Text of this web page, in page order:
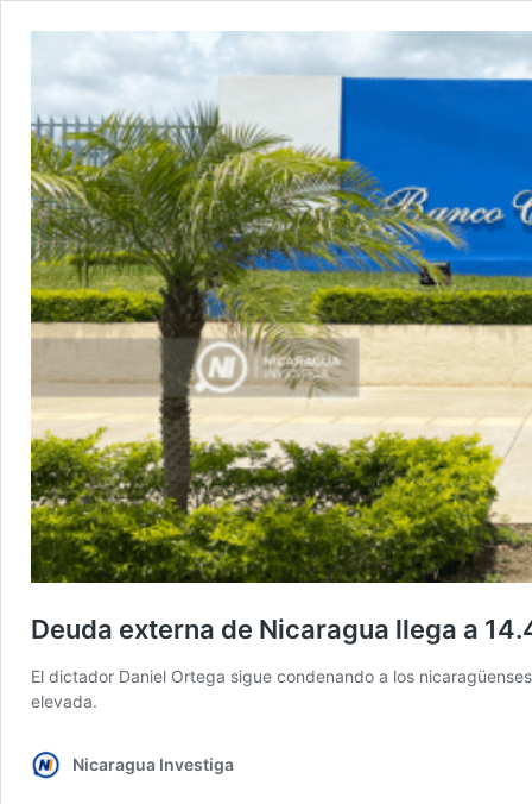
Deuda externa de Nicaragua llega a
El dictador Daniel Ortega sigue condenando a los
elevada.
Nicaragua Investiga